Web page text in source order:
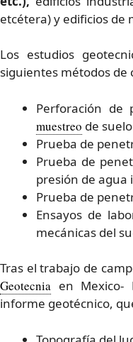
etcétera) y edificios de
Los estudios
siguientes métodos de
Perforación
muestreo de
Prueba de
Prueba de
presión de agua
Prueba de
Ensayos de
mecánicas del
Tras el trabajo de
Geotecnia en Mexico-
informe geotécnico,